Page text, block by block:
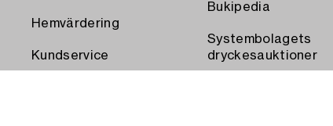
Hemvärdering
Kundservice
Bukipedia
Systembolagets
dryckesauktioner